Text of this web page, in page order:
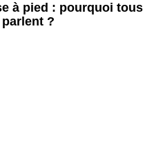
à pied : pourquoi
?